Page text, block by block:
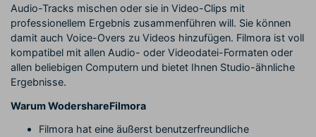
Audio-Tracks mischen oder sie in Video-Clips mit
professionellem Ergebnis zusammenführen will. Sie können
damit auch Voice-Overs zu Videos hinzufügen. Filmora ist voll
kompatibel mit allen Audio- oder Videodatei-Formaten oder
allen beliebigen Computern und bietet Ihnen Studio-ähnliche
Ergebnisse.
Warum WodershareFilmora
Filmora hat eine äußerst benutzerfreundliche